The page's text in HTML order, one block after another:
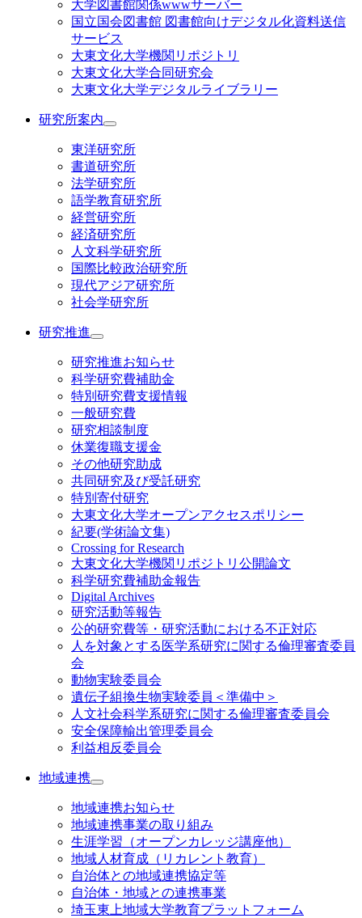
大学図書館関係wwwサーバー
国立国会図書館 図書館向けデジタル化資料送信
サービス
大東文化大学機関リポジトリ
大東文化大学合同研究会
大東文化大学デジタルライブラリー
研究所案内
東洋研究所
書道研究所
法学研究所
語学教育研究所
経営研究所
経済研究所
人文科学研究所
国際比較政治研究所
現代アジア研究所
社会学研究所
研究推進
研究推進お知らせ
科学研究費補助金
特別研究費支援情報
一般研究費
研究相談制度
休業復職支援金
その他研究助成
共同研究及び受託研究
特別寄付研究
大東文化大学オープンアクセスポリシー
紀要(学術論文集)
Crossing for Research
大東文化大学機関リポジトリ公開論文
科学研究費補助金報告
Digital Archives
研究活動等報告
公的研究費等・研究活動における不正対応
人を対象とする医学系研究に関する倫理審査委員
会
動物実験委員会
遺伝子組換生物実験委員＜準備中＞
人文社会科学系研究に関する倫理審査委員会
安全保障輸出管理委員会
利益相反委員会
地域連携
地域連携お知らせ
地域連携事業の取り組み
生涯学習（オープンカレッジ講座他）
地域人材育成（リカレント教育）
自治体との地域連携協定等
自治体・地域との連携事業
埼玉東上地域大学教育プラットフォーム